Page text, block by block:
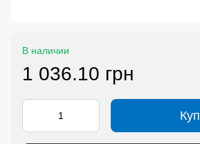
В наличии
1 036.10 грн